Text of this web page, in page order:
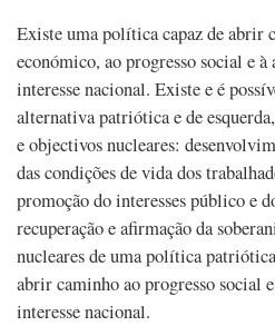
Existe uma política capaz de abrir
económico, ao progresso social e à
interesse nacional. Existe e é
alternativa patriótica e de
e objectivos nucleares:
das condições de vida dos
promoção do interesses público e
recuperação e afirmação da
nucleares de uma política
abrir caminho ao progresso social
interesse nacional.